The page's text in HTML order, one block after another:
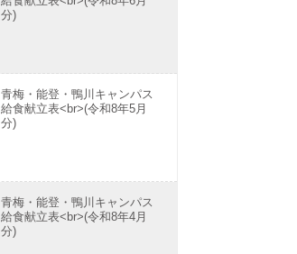
分)
青梅・能登・鴨川キャンパス
給食献立表<br>(令和8年5月
分)
青梅・能登・鴨川キャンパス
給食献立表<br>(令和8年4月
分)